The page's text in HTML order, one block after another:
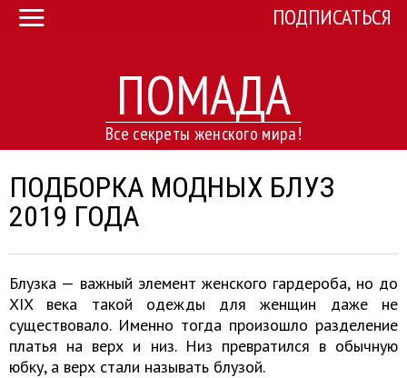
ПОМАДА
Все секреты женского мира!
ПОДПИСАТЬСЯ
ПОДБОРКА МОДНЫХ БЛУЗ
2019 ГОДА
Блузка — важный элемент женского гардероба, но до
XIX века такой одежды для женщин даже не
существовало. Именно тогда произошло разделение
платья на верх и низ. Низ превратился в обычную
юбку, а верх стали называть блузой.